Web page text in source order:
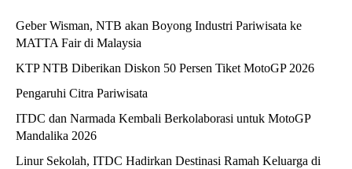
Geber Wisman, NTB akan Boyong Industri Pariwisata ke
MATTA Fair di Malaysia
KTP NTB Diberikan Diskon 50 Persen Tiket MotoGP 2026
Pengaruhi Citra Pariwisata
ITDC dan Narmada Kembali Berkolaborasi untuk MotoGP
Mandalika 2026
Linur Sekolah, ITDC Hadirkan Destinasi Ramah Keluarga di